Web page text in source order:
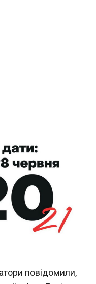
повідомили,